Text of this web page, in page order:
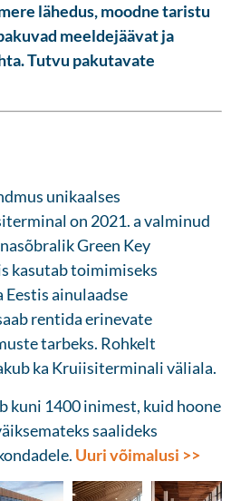
lähedus, moodne taristu
meeldejäävat ja
Tutvu pakutavate
unikaalses
on 2021. a valminud
Green Key
kasutab toimimiseks
Eestis ainulaadse
rentida erinevate
tarbeks. Rohkelt
ka Kruiisiterminali väliala.
kuni 1400 inimest, kuid hoone
saalideks
Uuri võimalusi >>